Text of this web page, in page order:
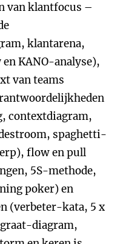
van klantfocus –
klantarena,
KANO-analyse),
van teams
contextdiagram,
spaghetti-
flow en pull
5S-methode,
poker) en
(verbeter-kata, 5 x
diagram,